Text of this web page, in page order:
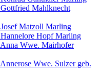
Gottfried Mahlknecht
Josef Matzoll Marling
Hannelore HopfMarling
Anna Wwe. Mairhofer
Annerose Wwe. Sulzer geb.